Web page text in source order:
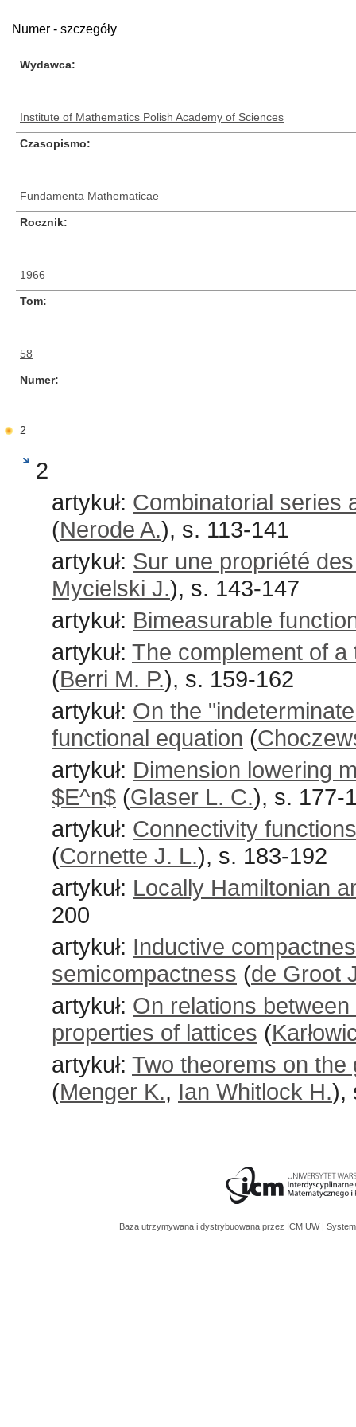
Numer - szczegóły
Wydawca
Institute of Mathematics Polish Academy of Sciences
Czasopismo
Fundamenta Mathematicae
Rocznik
1966
Tom
58
Numer
2
2
artykuł: Combinatorial series
(Nerode A.), s. 113-141
artykuł: Sur une propriété
Mycielski J.), s. 143-147
artykuł: Bimeasurable
artykuł: The complement of
(Berri M. P.), s. 159-162
artykuł: On the
functional equation (
artykuł: Dimension lowering
$E^n$ (Glaser L. C.), s. 177-
artykuł: Connectivity
(Cornette J. L.), s. 183-192
artykuł: Locally Hamiltonian
200
artykuł: Inductive
semicompactness (de Groot
artykuł: On relations
properties of lattices (
artykuł: Two theorems on
(Menger K., Ian Whitlock H.),
Baza utrzymywana i dystrybuowana przez ICM UW |